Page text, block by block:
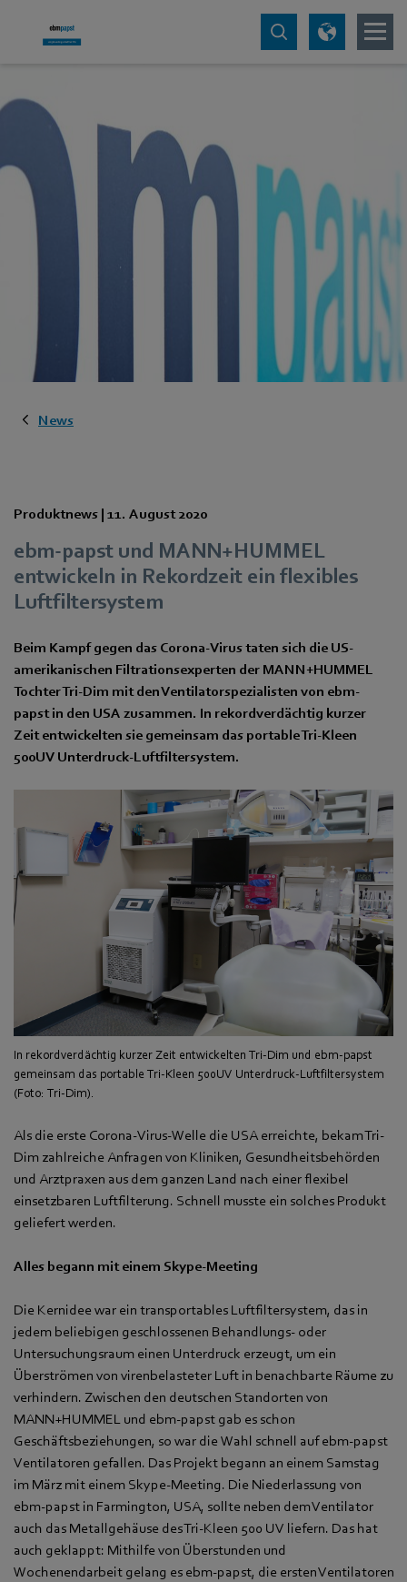
News
Produktnews | 11. August 2020
ebm-papst und MANN+HUMMEL
entwickeln in Rekordzeit ein flexibles
Luftfiltersystem
Beim Kampf gegen das Corona-Virus taten sich die US-
amerikanischen Filtrationsexperten der MANN+HUMMEL
Tochter Tri-Dim mit den Ventilatorspezialisten von ebm-
papst in den USA zusammen. In rekordverdächtig kurzer
Zeit entwickelten sie gemeinsam das portable Tri-Kleen
500UV Unterdruck-Luftfiltersystem.
In rekordverdächtig kurzer Zeit entwickelten Tri-Dim und ebm-papst
gemeinsam das portable Tri-Kleen 500UV Unterdruck-Luftfiltersystem
(Foto: Tri-Dim).
Als die erste Corona-Virus-Welle die USA erreichte, bekam Tri-
Dim zahlreiche Anfragen von Kliniken, Gesundheitsbehörden
und Arztpraxen aus dem ganzen Land nach einer flexibel
einsetzbaren Luftfilterung. Schnell musste ein solches Produkt
geliefert werden.
Alles begann mit einem Skype-Meeting
Die Kernidee war ein transportables Luftfiltersystem, das in
jedem beliebigen geschlossenen Behandlungs- oder
Untersuchungsraum einen Unterdruck erzeugt, um ein
Überströmen von virenbelasteter Luft in benachbarte Räume zu
verhindern. Zwischen den deutschen Standorten von
MANN+HUMMEL und ebm-papst gab es schon
Geschäftsbeziehungen, so war die Wahl schnell auf ebm-papst
Ventilatoren gefallen. Das Projekt begann an einem Samstag
im März mit einem Skype-Meeting. Die Niederlassung von
ebm-papst in Farmington, USA, sollte neben dem Ventilator
auch das Metallgehäuse des Tri-Kleen 500 UV liefern. Das hat
auch geklappt: Mithilfe von Überstunden und
Wochenendarbeit gelang es ebm-papst, die ersten Ventilatoren